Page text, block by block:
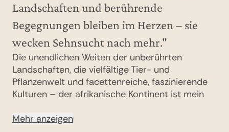
Landschaften und berührende
Begegnungen bleiben im Herzen – sie
wecken Sehnsucht nach mehr."
Die unendlichen Weiten der unberührten
Landschaften, die vielfältige Tier- und
Pflanzenwelt und facettenreiche, faszinierende
Kulturen – der afrikanische Kontinent ist mein
immer wieder zurückkehren möchte. Nicht ohne
Mehr anzeigen